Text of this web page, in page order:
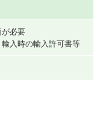
必要
入時の輸入許可書等